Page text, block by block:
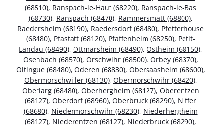
(68510), Ranspach-le-Haut (68220), Ranspach-le-Bas
(68730), Ranspach (68470), Rammersmatt (68800),
Raedersheim (68190), Raedersdorf (68480), Pfetterhouse
(68480), Pfastatt (68120), Pfaffenheim (68250), Petit-
Landau (68490), Ottmarsheim (68490), Ostheim (68150),
Osenbach (68570), Orschwihr (68500), Orbey (68370),
Oltingue (68480), Oderen (68830), Obersaasheim (68600),
Obermorschwiller (68130), Obermorschwihr (68420),
Oberlarg (68480), Oberhergheim (68127), Oberentzen
(68127), Oberdorf (68960), Oberbruck (68290), Niffer
(68680), Niedermorschwihr (68230), Niederhergheim
(68127), Niederentzen (68127), Niederbruck (68290),